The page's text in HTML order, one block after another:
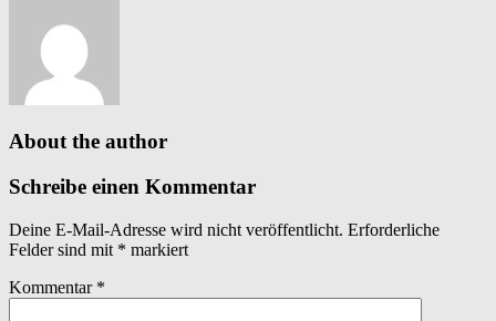
About the author
Schreibe einen Kommentar
Deine E-Mail-Adresse wird nicht veröffentlicht. Erforderliche
Felder sind mit * markiert
Kommentar *